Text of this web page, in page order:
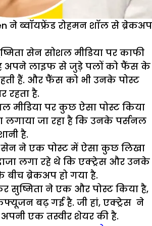
ने ब्वॉयफ्रेंड रोहमन शॉल से ब्रेकअप
सेन सोशल मीडिया पर काफी
अपने लाइफ से जुड़े पलों को फैंस के
हैं. और फैंस को भी उनके पोस्ट
रहता है.
मीडिया पर कुछ ऐसा पोस्ट किया
लगाया जा रहा है कि उनके पर्सनल
है.
सेन ने एक पोस्ट में ऐसा कुछ लिखा
लगा रहे थे कि एक्ट्रेस और उनके
बीच ब्रेकअप हो गया है.
सुष्मिता ने एक और पोस्ट किया है,
बढ़ गई है. जी हां, एक्ट्रेस ने
एक तस्वीर शेयर की है.